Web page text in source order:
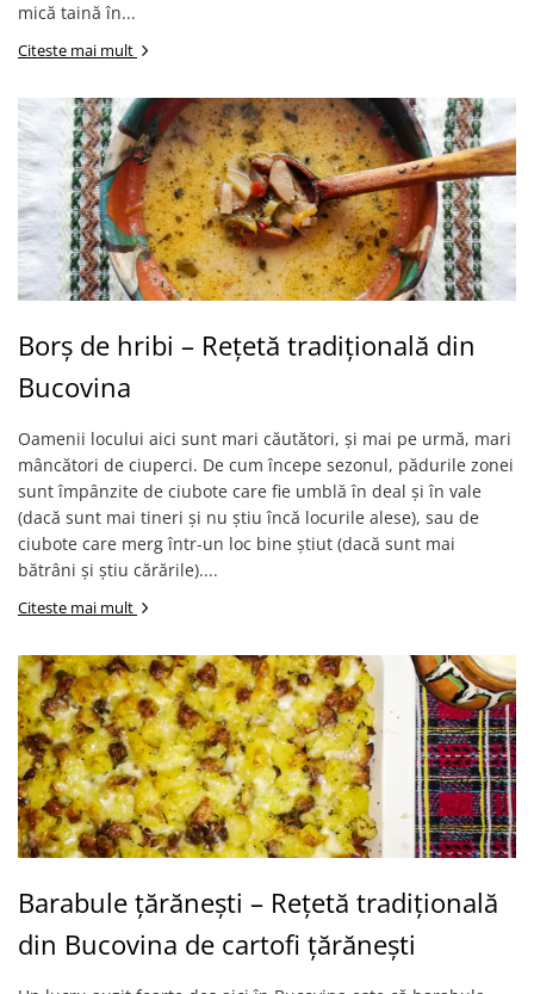
mică taină în...
Citeste mai mult
Borș de hribi – Rețetă tradițională din
Bucovina
Oamenii locului aici sunt mari căutători, și mai pe urmă, mari
mâncători de ciuperci. De cum începe sezonul, pădurile zonei
sunt împânzite de ciubote care fie umblă în deal și în vale
(dacă sunt mai tineri și nu știu încă locurile alese), sau de
ciubote care merg într-un loc bine știut (dacă sunt mai
bătrâni și știu cărările)....
Citeste mai mult
Barabule țărănești – Rețetă tradițională
din Bucovina de cartofi țărănești